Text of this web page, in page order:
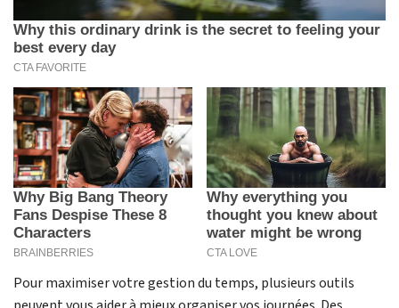
Pour maximiser votre gestion du temps, plusieurs outils